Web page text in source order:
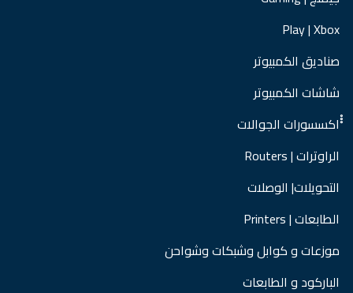
Play | Xbox
صناديق الكمبيوتر
شاشات الكمبيوتر
ْْْاكسسورات الجوالات
الراوترات | Routers
التحويلات| الوصلات
الطابعات | Printers
موزعات و كوابل وشبكات وشواحن
الباركود و الطابعات